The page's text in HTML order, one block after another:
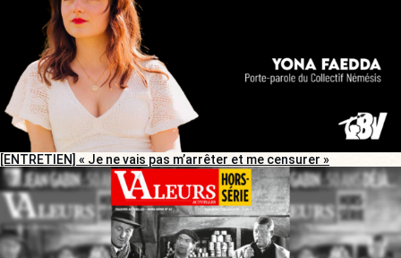
[ENTRETIEN] « Je ne vais pas m’arrêter et me censurer »